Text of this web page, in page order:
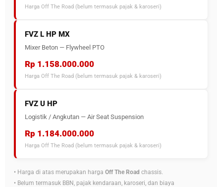
Harga Off The Road (belum termasuk pajak & karoseri)
FVZ L HP MX
Mixer Beton — Flywheel PTO
Rp 1.158.000.000
Harga Off The Road (belum termasuk pajak & karoseri)
FVZ U HP
Logistik / Angkutan — Air Seat Suspension
Rp 1.184.000.000
Harga Off The Road (belum termasuk pajak & karoseri)
• Harga di atas merupakan harga Off The Road chassis.
• Belum termasuk BBN, pajak kendaraan, karoseri, dan biaya